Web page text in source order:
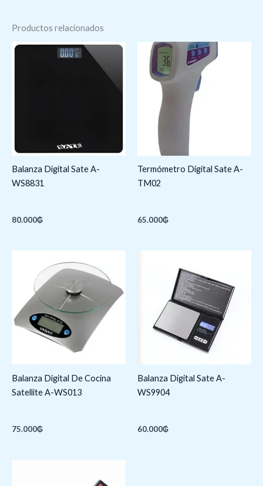
Productos relacionados
Balanza Digital Sate A-
WS8831
80.000₲
Termómetro Digital Sate A-
TM02
65.000₲
Balanza Digital De Cocina
Satellite A-WS013
75.000₲
Balanza Digital Sate A-
WS9904
60.000₲